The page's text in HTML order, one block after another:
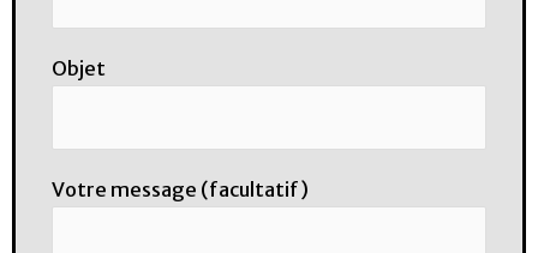
Objet
Votre message (facultatif)